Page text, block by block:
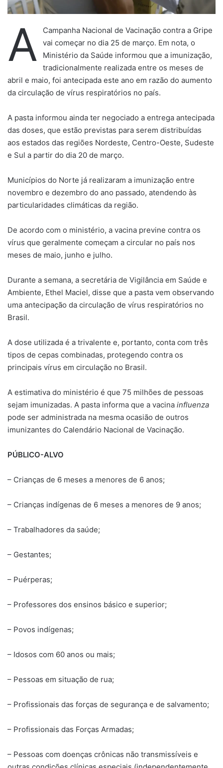
A
Campanha Nacional de Vacinação contra a Gripe
vai começar no dia 25 de março. Em nota, o
Ministério da Saúde informou que a imunização,
tradicionalmente realizada entre os meses de
abril e maio, foi antecipada este ano em razão do aumento
da circulação de vírus respiratórios no país.
A pasta informou ainda ter negociado a entrega antecipada
das doses, que estão previstas para serem distribuídas
aos estados das regiões Nordeste, Centro-Oeste, Sudeste
e Sul a partir do dia 20 de março.
Municípios do Norte já realizaram a imunização entre
novembro e dezembro do ano passado, atendendo às
particularidades climáticas da região.
De acordo com o ministério, a vacina previne contra os
vírus que geralmente começam a circular no país nos
meses de maio, junho e julho.
Durante a semana, a secretária de Vigilância em Saúde e
Ambiente, Ethel Maciel, disse que a pasta vem observando
uma antecipação da circulação de vírus respiratórios no
Brasil.
A dose utilizada é a trivalente e, portanto, conta com três
tipos de cepas combinadas, protegendo contra os
principais vírus em circulação no Brasil.
A estimativa do ministério é que 75 milhões de pessoas
sejam imunizadas. A pasta informa que a vacina influenza
pode ser administrada na mesma ocasião de outros
imunizantes do Calendário Nacional de Vacinação.
PÚBLICO-ALVO
– Crianças de 6 meses a menores de 6 anos;
– Crianças indígenas de 6 meses a menores de 9 anos;
– Trabalhadores da saúde;
– Gestantes;
– Puérperas;
– Professores dos ensinos básico e superior;
– Povos indígenas;
– Idosos com 60 anos ou mais;
– Pessoas em situação de rua;
– Profissionais das forças de segurança e de salvamento;
– Profissionais das Forças Armadas;
– Pessoas com doenças crônicas não transmissíveis e